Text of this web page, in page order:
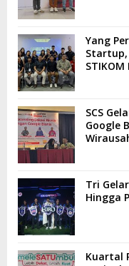
Yang
Startup,
STIKOM
SCS
Google
Tri
Hingga
Kuartal